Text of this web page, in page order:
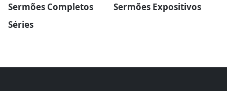
Sermões Completos
Sermões Expositivos
Séries